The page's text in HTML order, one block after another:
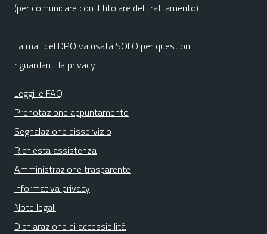
(per comunicare con il titolare del trattamento)
La mail del DPO va usata SOLO per questioni
riguardanti la privacy
Leggi le FAQ
Prenotazione appuntamento
Segnalazione disservizio
Richiesta assistenza
Amministrazione trasparente
Informativa privacy
Note legali
Dichiarazione di accessibilità